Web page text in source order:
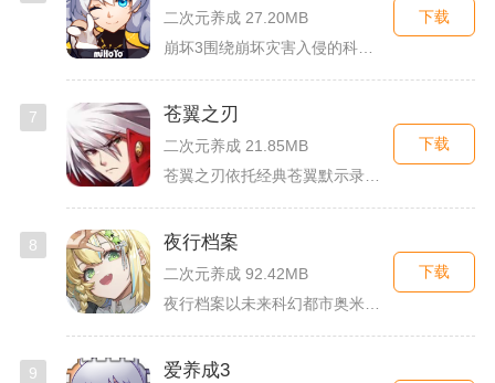
二次元养成 27.20MB
崩坏3围绕崩坏灾害入侵的科幻世界观展开，玩家以舰长身份操控多...
下载
7 苍翼之刃
二次元养成 21.85MB
下载
8 夜行档案
二次元养成 92.42MB
下载
9 爱养成3